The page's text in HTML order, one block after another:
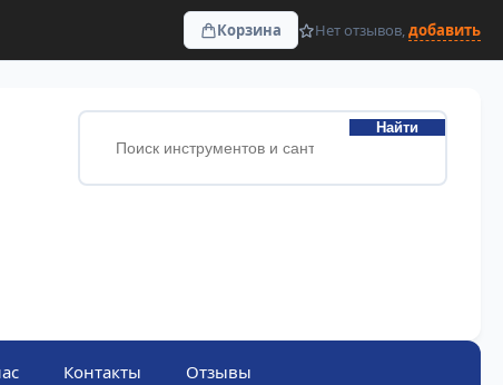
Корзина Нет отзывов,добавить
Найти
Контакты Отзывы